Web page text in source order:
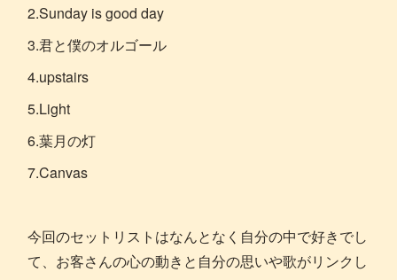
2.Sunday is good day
3.君と僕のオルゴール
4.upstairs
5.Light
6.葉月の灯
7.Canvas
今回のセットリストはなんとなく自分の中で好きでし
て、お客さんの心の動きと自分の思いや歌がリンクし